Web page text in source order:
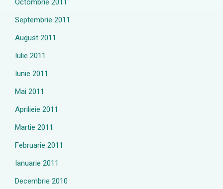
Octombrie 2011
Septembrie 2011
August 2011
Iulie 2011
Iunie 2011
Mai 2011
Aprilieie 2011
Martie 2011
Februarie 2011
Ianuarie 2011
Decembrie 2010